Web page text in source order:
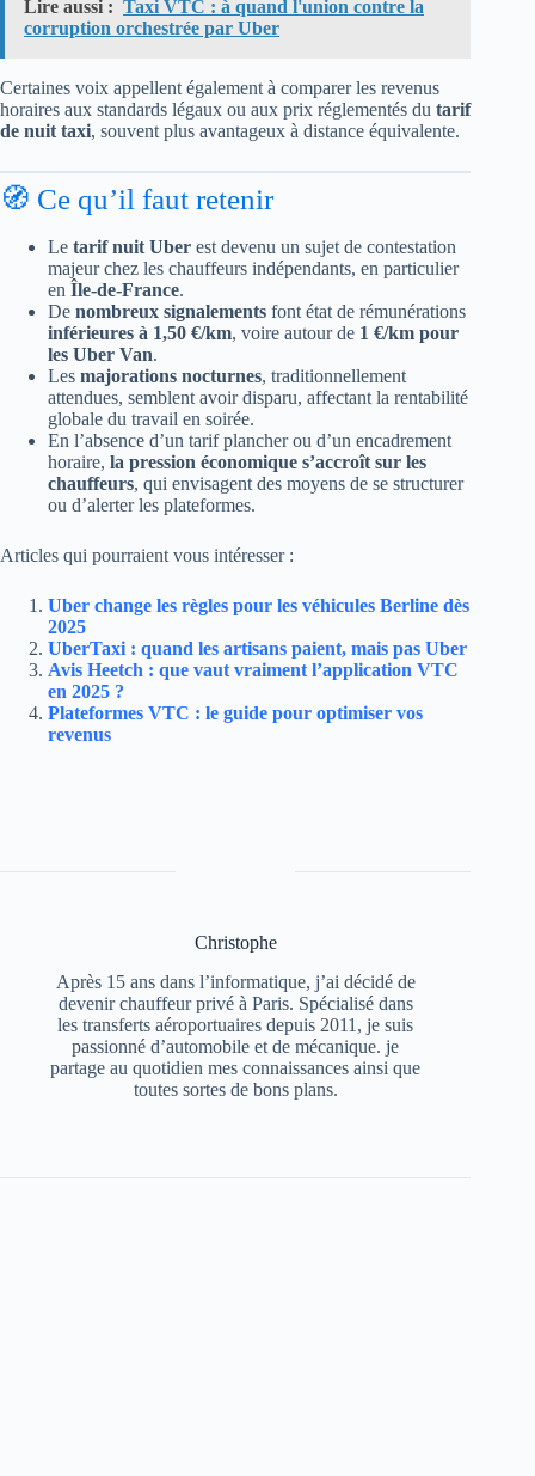
Lire aussi : Taxi VTC : à quand l'union contre la
corruption orchestrée par Uber
Certaines voix appellent également à comparer les revenus
horaires aux standards légaux ou aux prix réglementés du tarif
de nuit taxi, souvent plus avantageux à distance équivalente.
🧭 Ce qu’il faut retenir
Le tarif nuit Uber est devenu un sujet de contestation
majeur chez les chauffeurs indépendants, en particulier
en Île-de-France.
De nombreux signalements font état de rémunérations
inférieures à 1,50 €/km, voire autour de 1 €/km pour
les Uber Van.
Les majorations nocturnes, traditionnellement
attendues, semblent avoir disparu, affectant la rentabilité
globale du travail en soirée.
En l’absence d’un tarif plancher ou d’un encadrement
horaire, la pression économique s’accroît sur les
chauffeurs, qui envisagent des moyens de se structurer
ou d’alerter les plateformes.
Articles qui pourraient vous intéresser :
Uber change les règles pour les véhicules Berline dès
2025
UberTaxi : quand les artisans paient, mais pas Uber
Avis Heetch : que vaut vraiment l’application VTC
en 2025 ?
Plateformes VTC : le guide pour optimiser vos
revenus
Christophe
Après 15 ans dans l’informatique, j’ai décidé de
devenir chauffeur privé à Paris. Spécialisé dans
les transferts aéroportuaires depuis 2011, je suis
passionné d’automobile et de mécanique. je
partage au quotidien mes connaissances ainsi que
toutes sortes de bons plans.